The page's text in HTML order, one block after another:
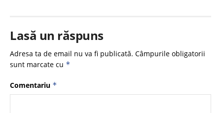
Lasă un răspuns
Adresa ta de email nu va fi publicată. Câmpurile obligatorii
sunt marcate cu *
Comentariu *